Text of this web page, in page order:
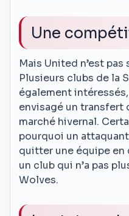
Une
Mais United n’est pas
Plusieurs clubs de la
également
envisagé un transfert
marché hivernal.
pourquoi un
quitter une équipe
un club qui n’a pas
Wolves.